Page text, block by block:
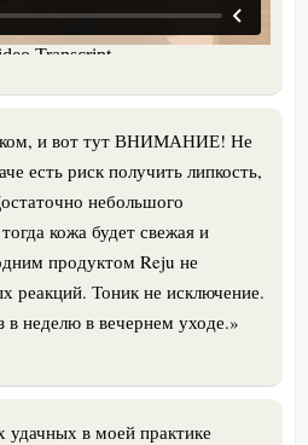
и вот тут ВНИМАНИЕ! Не
есть риск получить липкость,
небольшого
кожа будет свежая и
продуктом Reju не
реакций. Тоник не исключение.
в неделю в вечернем уходе.»
в моей практике